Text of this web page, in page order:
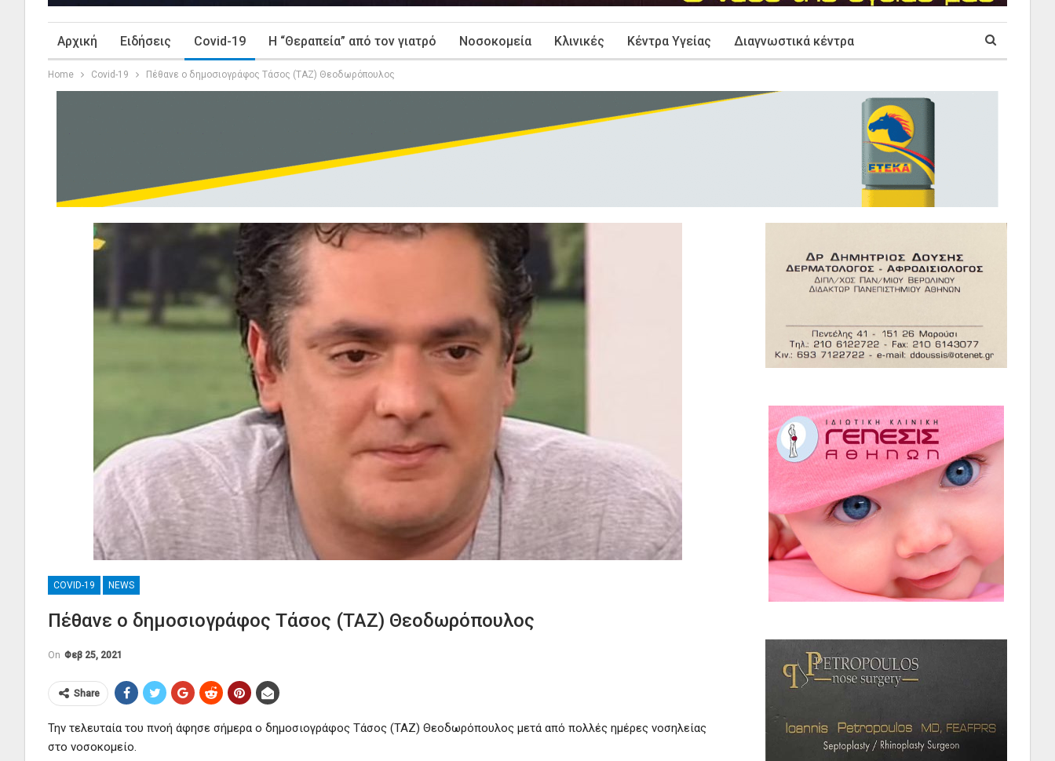
Αρχική Ειδήσεις Covid-19 Η “Θεραπεία” από τον γιατρό Νοσοκομεία Κλινικές Κέντρα Υγείας Διαγνωστικά κέντρα
Home Covid-19 Πέθανε ο δημοσιογράφος Τάσος (ΤΑΖ) Θεοδωρόπουλος
COVID-19 NEWS
Πέθανε ο δημοσιογράφος Τάσος (ΤΑΖ) Θεοδωρόπουλος
On Φεβ 25, 2021
Share
Την τελευταία του πνοή άφησε σήμερα ο δημοσιογράφος Τάσος (ΤΑΖ) Θεοδωρόπουλος μετά από πολλές ημέρες νοσηλείας
στο νοσοκομείο.